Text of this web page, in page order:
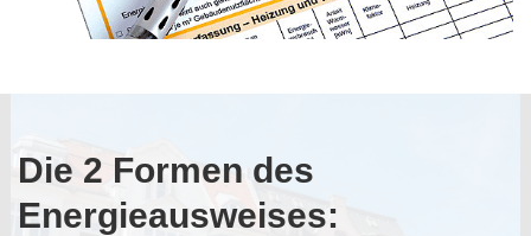
Die 2 Formen des
Energieausweises: